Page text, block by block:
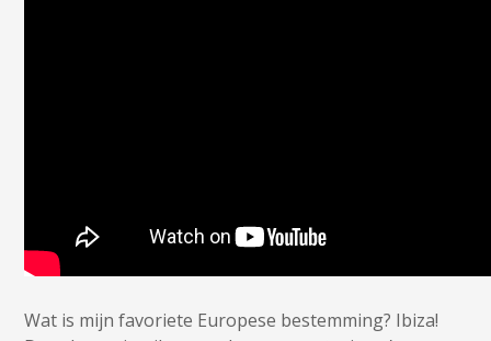
Wat is mijn favoriete Europese bestemming? Ibiza!